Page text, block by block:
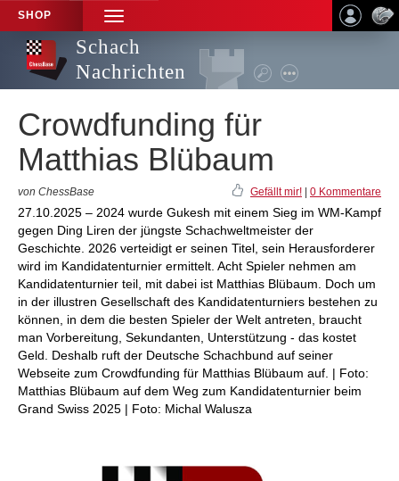
SHOP
TOGGLE
NAVIGATION
Schach
Nachrichten
Crowdfunding für
Matthias Blübaum
von ChessBase Gefällt mir! 0 Kommentare
27.10.2025 – 2024 wurde Gukesh mit einem Sieg im WM-Kampf
gegen Ding Liren der jüngste Schachweltmeister der
Geschichte. 2026 verteidigt er seinen Titel, sein Herausforderer
wird im Kandidatenturnier ermittelt. Acht Spieler nehmen am
Kandidatenturnier teil, mit dabei ist Matthias Blübaum. Doch um
in der illustren Gesellschaft des Kandidatenturniers bestehen zu
können, in dem die besten Spieler der Welt antreten, braucht
man Vorbereitung, Sekundanten, Unterstützung - das kostet
Geld. Deshalb ruft der Deutsche Schachbund auf seiner
Webseite zum Crowdfunding für Matthias Blübaum auf. | Foto:
Matthias Blübaum auf dem Weg zum Kandidatenturnier beim
Grand Swiss 2025 | Foto: Michal Walusza